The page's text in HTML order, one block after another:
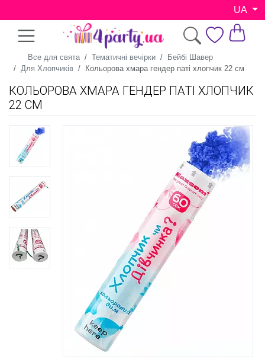
UA
Все для свята Тематичні вечірки
Бейбі Шавер
Для Хлопчиків
Кольорова хмара гендер паті хлопчик 22 см
КОЛЬОРОВА ХМАРА ГЕНДЕР ПАТІ ХЛОПЧИК
22 СМ